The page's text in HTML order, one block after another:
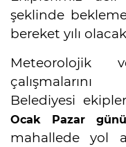
şeklinde
bereket yılı
Meteorolojik
Belediyesi
Ocak Pazar
mahallede yol